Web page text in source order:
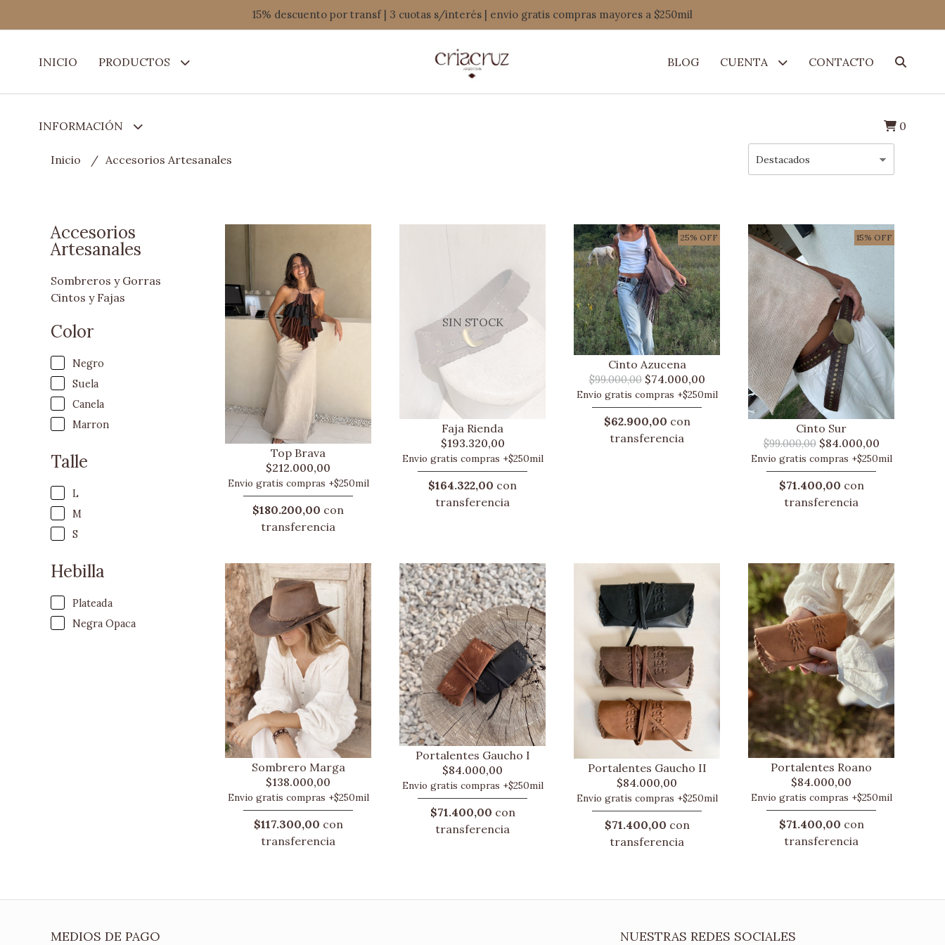
15% descuento por transf | 3 cuotas s/interés | envio gratis compras mayores a $250mil
INICIO PRODUCTOS
INFORMACIÓN
BLOG CUENTA CONTACTO
0
Inicio Accesorios Artesanales
Accesorios
Artesanales
Sombreros y Gorras
Cintos y Fajas
Color
Negro
Suela
Canela
Marron
Talle
L
M
S
Hebilla
Plateada
Negra Opaca
Top Brava
$212.000,00
Envio gratis compras +$250mil
$180.200,00 con
transferencia
SIN STOCK
Faja Rienda
$193.320,00
Envio gratis compras +$250mil
$164.322,00 con
transferencia
25% OFF
Cinto Azucena
$99.000,00$74.000,00
Envio gratis compras +$250mil
$62.900,00 con
transferencia
15% OFF
Cinto Sur
$99.000,00$84.000,00
Envio gratis compras +$250mil
$71.400,00 con
transferencia
Sombrero Marga
$138.000,00
Envio gratis compras +$250mil
$117.300,00 con
transferencia
Portalentes Gaucho I
$84.000,00
Envio gratis compras +$250mil
$71.400,00 con
transferencia
Portalentes Gaucho II
$84.000,00
Envio gratis compras +$250mil
$71.400,00 con
transferencia
Portalentes Roano
$84.000,00
Envio gratis compras +$250mil
$71.400,00 con
transferencia
MEDIOS DE PAGO NUESTRAS REDES SOCIALES